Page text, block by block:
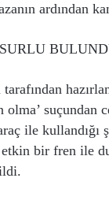
ardından
suçundan
ile kullandığı
etkin bir fren ile